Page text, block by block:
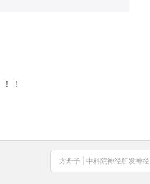
！
方舟子 | 中科院神经所发神经